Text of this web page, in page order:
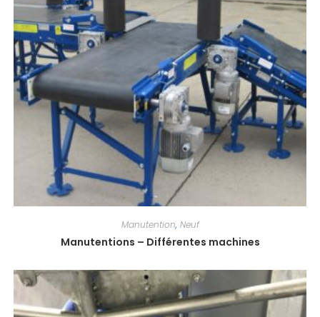
Manutention, Neuf
Manutentions – Différentes machines